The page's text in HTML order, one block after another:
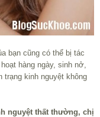
bạn cũng có thể bị tác
hàng ngày, sinh nở,
kinh nguyệt không
nguyệt thất thường, chị